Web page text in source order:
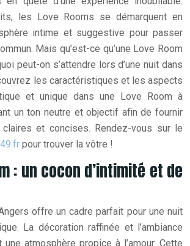
les Love Rooms se démarquent en
intime et suggestive pour passer
Mais qu’est-ce qu’une Love Room
peut-on s’attendre lors d’une nuit dans
les caractéristiques et les aspects
et unique dans une Love Room à
un ton neutre et objectif afin de fournir
et concises. Rendez-vous sur le
pour trouver la vôtre !
: un cocon d’intimité et de
offre un cadre parfait pour une nuit
La décoration raffinée et l’ambiance
une atmosphère propice à l’amour. Cette